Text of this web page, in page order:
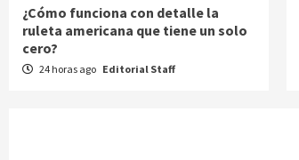
¿Cómo funciona con detalle la
ruleta americana que tiene un solo
cero?
24 horas ago Editorial Staff